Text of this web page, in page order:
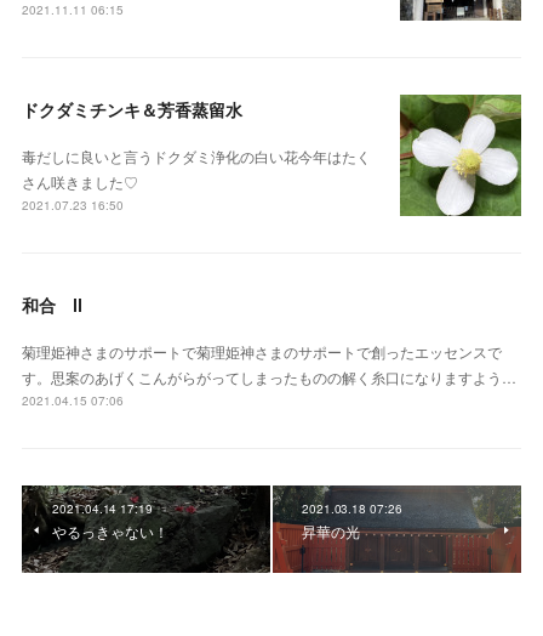
2021.11.11 06:15
ドクダミチンキ＆芳香蒸留水
毒だしに良いと言うドクダミ浄化の白い花今年はたく
さん咲きました♡
2021.07.23 16:50
和合 Ⅱ
菊理姫神さまのサポートで菊理姫神さまのサポートで創ったエッセンスで
す。思案のあげくこんがらがってしまったものの解く糸口になりますよう…
2021.04.15 07:06
2021.04.14 17:19
やるっきゃない！
2021.03.18 07:26
昇華の光